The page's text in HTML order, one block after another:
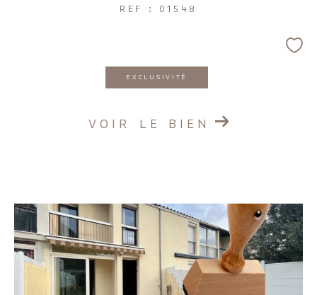
REF : 01548
EXCLUSIVITÉ
VOIR LE BIEN